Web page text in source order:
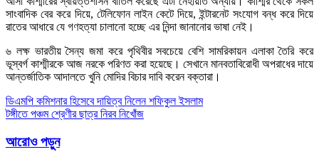
সাংবাদিক বের করে দিয়ে, টেলিফোন লাইন কেটে দিয়ে, ইন্টারনেট সংযোগ বন্ধ করে দিয়ে
রাতের আধারে যে গণহত্যা চালানো হচ্ছে এর নিন্দা জানানোর ভাষা নেই।
৬ লক্ষ ভারতীয় সৈন্য জমা করে পৃথিবীর সবচেয়ে বেশি সামরিকায়ন এলাকা তৈরি করে
ভূস্বর্গ কাশ্মীরকে আজ নরকে পরিণত করা হয়েছে। সেখানে মানবতাবিরোধী অপরাধের দায়ে
আন্তর্জাতিক আদালতে খুনি মোদির বিচার দাবি করেন বক্তারা।
Post
navigation
ডিএমপি কমিশনার হিসেবে দায়িত্ব নিলেন শফিকুল ইসলাম
টঙ্গীতে পঞ্চম শ্রেণীর ছাত্র নিরব নিখোঁজ
আরোও পড়ুন